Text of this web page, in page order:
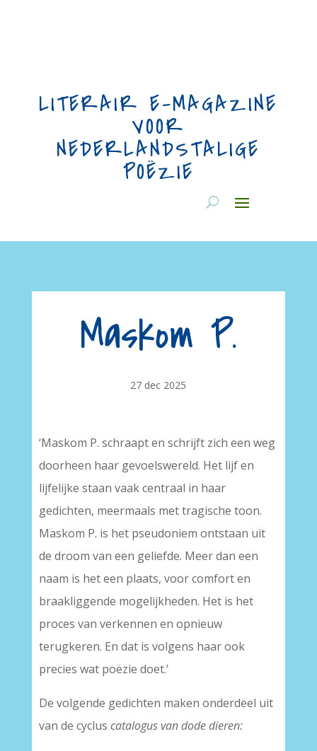
LITERAIR E-MAGAZINE
VOOR
NEDERLANDSTALIGE
POËZIE
Maskom P.
27 dec 2025
‘Maskom P. schraapt en schrijft zich een weg
doorheen haar gevoelswereld. Het lijf en
lijfelijke staan vaak centraal in haar
gedichten, meermaals met tragische toon.
Maskom P. is het pseudoniem ontstaan uit
de droom van een geliefde. Meer dan een
naam is het een plaats, voor comfort en
braakliggende mogelijkheden. Het is het
proces van verkennen en opnieuw
terugkeren. En dat is volgens haar ook
precies wat poëzie doet.’
De volgende gedichten maken onderdeel uit
van de cyclus catalogus van dode dieren: